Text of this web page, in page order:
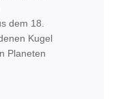
dem 18.
Kugel
Planeten